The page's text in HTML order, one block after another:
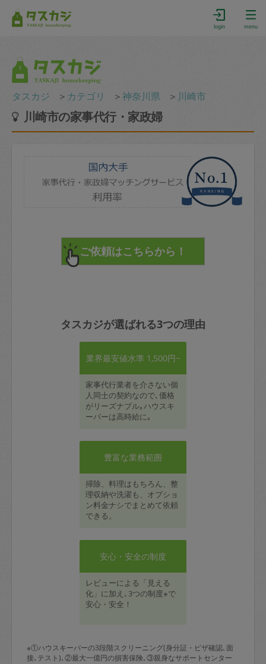
login menu
タスカジ ＞ カテゴリ ＞神奈川県 ＞ 川崎市
川崎市の家事代行・家政婦
タスカジが選ばれる3つの理由
業界最安値水準 1,500円~
家事代行業者を介さない個
人同士の契約なので､価格
がリーズナブル｡ハウスキ
ーパーは高時給に｡
豊富な業務範囲
掃除、料理はもちろん、整
理収納や洗濯も、オプショ
ン料金ナシでまとめて依頼
できる。
安心・安全の制度
レビューによる「見える
化」に加え､3つの制度※で
安心・安全！
※①ハウスキーパーの3段階スクリーニング(身分証・ビザ確認､面
接､テスト)､②最大一億円の損害保険､③親身なサポートセンター